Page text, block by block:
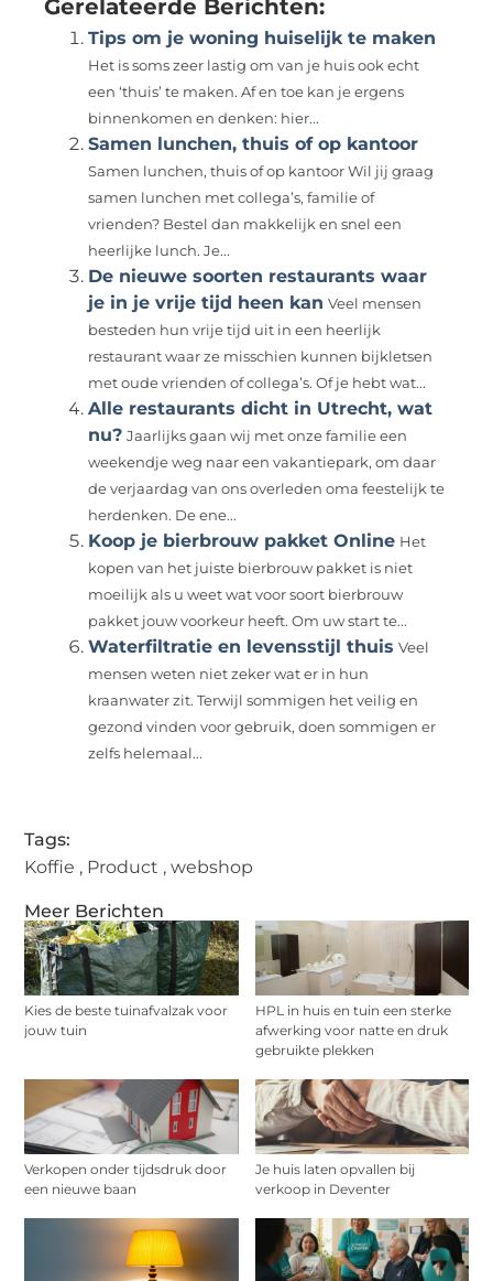
Meer Berichten
Kies de beste tuinafvalzak voor
jouw tuin
HPL in huis en tuin een sterke
afwerking voor natte en druk
gebruikte plekken
Verkopen onder tijdsdruk door
een nieuwe baan
Je huis laten opvallen bij
verkoop in Deventer
Gerelateerde Berichten:
Tips om je woning huiselijk te maken
Het is soms zeer lastig om van je huis ook echt
een ‘thuis’ te maken. Af en toe kan je ergens
binnenkomen en denken: hier...
Samen lunchen, thuis of op kantoor
Samen lunchen, thuis of op kantoor Wil jij graag
samen lunchen met collega’s, familie of
vrienden? Bestel dan makkelijk en snel een
heerlijke lunch. Je...
De nieuwe soorten restaurants waar
je in je vrije tijd heen kan Veel mensen
besteden hun vrije tijd uit in een heerlijk
restaurant waar ze misschien kunnen bijkletsen
met oude vrienden of collega’s. Of je hebt wat...
Alle restaurants dicht in Utrecht, wat
nu? Jaarlijks gaan wij met onze familie een
weekendje weg naar een vakantiepark, om daar
de verjaardag van ons overleden oma feestelijk te
herdenken. De ene...
Koop je bierbrouw pakket Online Het
kopen van het juiste bierbrouw pakket is niet
moeilijk als u weet wat voor soort bierbrouw
pakket jouw voorkeur heeft. Om uw start te...
Waterfiltratie en levensstijl thuis Veel
mensen weten niet zeker wat er in hun
kraanwater zit. Terwijl sommigen het veilig en
gezond vinden voor gebruik, doen sommigen er
zelfs helemaal...
Tags:
Koffie , Product ,webshop